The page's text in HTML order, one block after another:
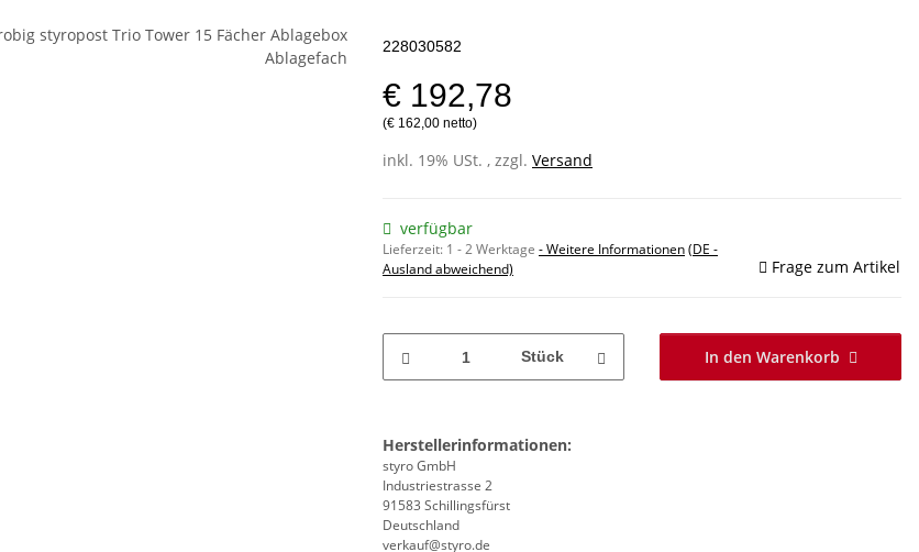
228030582
€ 192,78
(€ 162,00 netto)
inkl. 19% USt. , zzgl. Versand
verfügbar
Lieferzeit: 1 - 2 Werktage - Weitere Informationen(DE -
Ausland abweichend)
Frage zum Artikel
Stück In den Warenkorb
Herstellerinformationen:
styro GmbH
Industriestrasse 2
91583 Schillingsfürst
Deutschland
verkauf@styro.de